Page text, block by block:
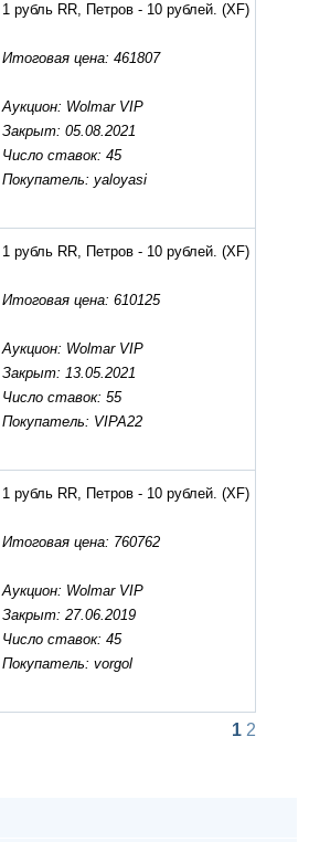
1 рубль RR, Петров - 10 рублей. (XF)
Итоговая цена: 461807
Аукцион: Wolmar VIP
Закрыт: 05.08.2021
Число ставок: 45
Покупатель: yaloyasi
1 рубль RR, Петров - 10 рублей. (XF)
Итоговая цена: 610125
Аукцион: Wolmar VIP
Закрыт: 13.05.2021
Число ставок: 55
Покупатель: VIPA22
1 рубль RR, Петров - 10 рублей. (XF)
Итоговая цена: 760762
Аукцион: Wolmar VIP
Закрыт: 27.06.2019
Число ставок: 45
Покупатель: vorgol
1 2